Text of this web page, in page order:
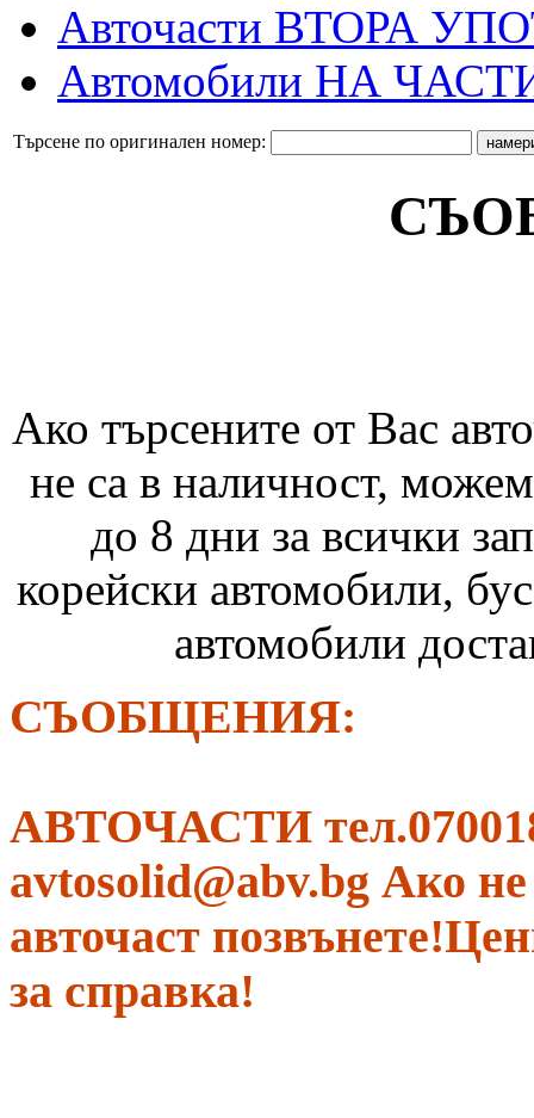
Авточасти ВТОРА
Автомобили НА
Търсене по оригинален номер:
Ако търсените от Вас
не са в наличност,
до 8 дни за всички
корейски автомобили,
автомобили
СЪОБЩЕНИЯ:
АВТОЧАСТИ
avtosolid@abv.bg Ако
авточаст
за справка!